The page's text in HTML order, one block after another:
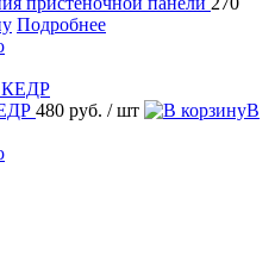
Подробнее
480 руб. / шт
В